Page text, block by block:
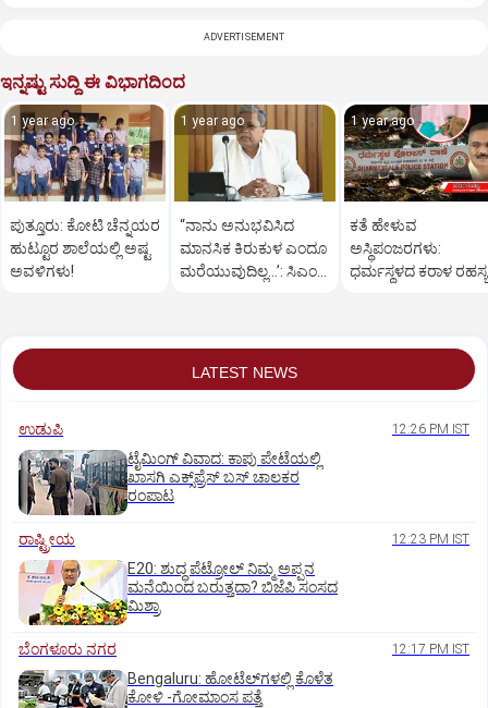
ADVERTISEMENT
ಇನ್ನಷ್ಟು ಸುದ್ದಿ ಈ ವಿಭಾಗದಿಂದ
1 year ago
ಪುತ್ತೂರು: ಕೋಟಿ ಚೆನ್ನಯರ
ಹುಟ್ಟೂರ ಶಾಲೆಯಲ್ಲಿ ಅಷ್ಟ
ಅವಳಿಗಳು!
1 year ago
“ನಾನು ಅನುಭವಿಸಿದ
ಮಾನಸಿಕ ಕಿರುಕುಳ ಎಂದೂ
ಮರೆಯುವುದಿಲ್ಲ…’: ಸಿಎಂ
1 year ago
ಕತೆ ಹೇಳುವ
ಅಸ್ಥಿಪಂಜರಗಳು:
ಧರ್ಮಸ್ಥಳದ‌ ಕರಾಳ ರಹಸ್ಯ
LATEST NEWS
ಉಡುಪಿ 12:26 PM IST
ಟೈಮಿಂಗ್‌ ವಿವಾದ: ಕಾಪು ಪೇಟೆಯಲ್ಲಿ
ಖಾಸಗಿ ಎಕ್ಸ್‌ಪ್ರೆಸ್ ಬಸ್‌ ಚಾಲಕರ
ರಂಪಾಟ
ರಾಷ್ಟ್ರೀಯ 12:23 PM IST
E20: ಶುದ್ಧ ಪೆಟ್ರೋಲ್ ನಿಮ್ಮ ಅಪ್ಪನ
ಮನೆಯಿಂದ ಬರುತ್ತದಾ? ಬಿಜೆಪಿ ಸಂಸದ
ಮಿಶ್ರಾ
ಬೆಂಗಳೂರು ನಗರ 12:17 PM IST
Bengaluru: ಹೋಟೆಲ್‌ಗ‌ಳಲ್ಲಿ ಕೊಳೆತ
ಕೋಳಿ -ಗೋಮಾಂಸ ಪತ್ತೆ